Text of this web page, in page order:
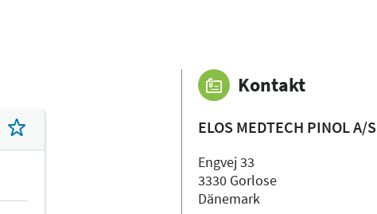
Kontakt
ELOS MEDTECH PINOL A/S
Engvej 33
3330 Gorlose
Dänemark